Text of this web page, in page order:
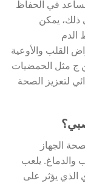
يساعد في الحفاظ
ذلك، يمكن
الدم
القلب والأوعية
ج مثل الحمضيات
لتعزيز الصحة
لصحة الجهاز
والدماغ. يلعب
الذي يؤثر على